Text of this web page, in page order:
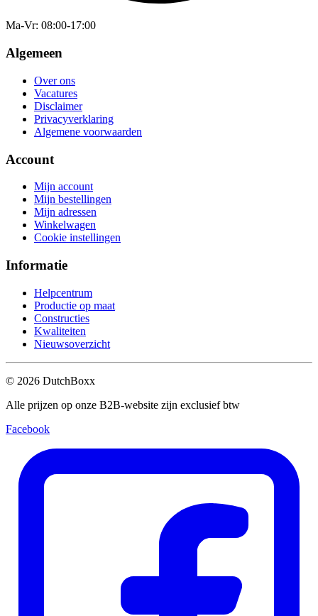
Ma-Vr: 08:00-17:00
Algemeen
Over ons
Vacatures
Disclaimer
Privacyverklaring
Algemene voorwaarden
Account
Mijn account
Mijn bestellingen
Mijn adressen
Winkelwagen
Cookie instellingen
Informatie
Helpcentrum
Productie op maat
Constructies
Kwaliteiten
Nieuwsoverzicht
© 2026 DutchBoxx
Alle prijzen op onze B2B-website zijn exclusief btw
Facebook